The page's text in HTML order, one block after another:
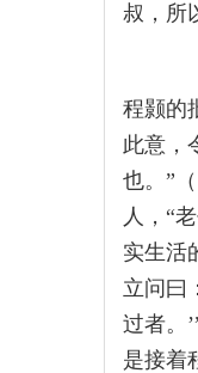
叔，所
程颢的
此意，
也。”
人，“
实生活
立问曰
过者。
是接着